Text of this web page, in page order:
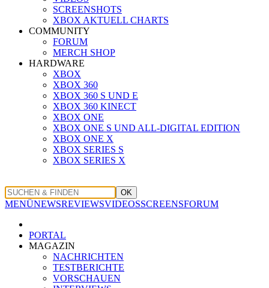
SCREENSHOTS
XBOX AKTUELL CHARTS
COMMUNITY
FORUM
MERCH SHOP
HARDWARE
XBOX
XBOX 360
XBOX 360 S UND E
XBOX 360 KINECT
XBOX ONE
XBOX ONE S UND ALL-DIGITAL EDITION
XBOX ONE X
XBOX SERIES S
XBOX SERIES X
OK
MENÜNEWSREVIEWSVIDEOSSCREENSFORUM
PORTAL
MAGAZIN
NACHRICHTEN
TESTBERICHTE
VORSCHAUEN